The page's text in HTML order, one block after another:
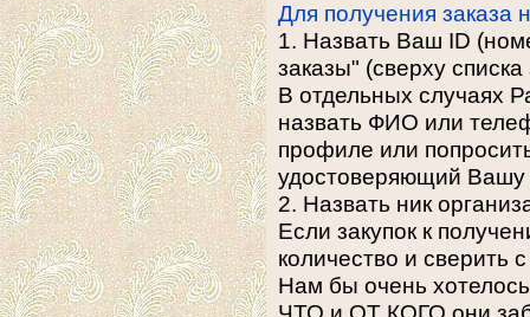
Для получения заказа
1. Назвать Ваш ID
заказы" (сверху
В отдельных случаях
назвать ФИО или
профиле или
удостоверяющий Вашу
2. Назвать ник
Если закупок к
количество и сверить
Нам бы очень